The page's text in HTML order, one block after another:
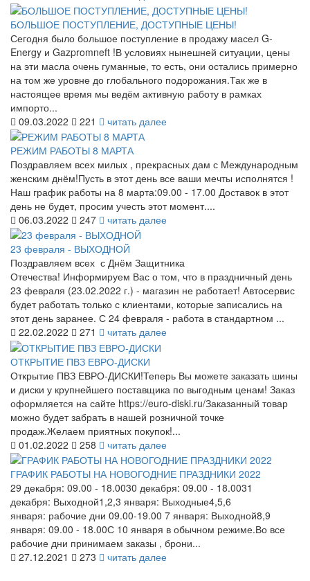
БОЛЬШОЕ ПОСТУПЛЕНИЕ, ДОСТУПНЫЕ ЦЕНЫ!
Сегодня было большое поступление в продажу масел G-
Energy и Gazpromneft !В условиях нынешней ситуации, цены
на эти масла очень гуманные, то есть, они остались примерно
на том же уровне до глобального подорожания.Так же в
настоящее время мы ведём активную работу в рамках
импорто...
09.03.2022
221 читать далее
РЕЖИМ РАБОТЫ 8 МАРТА
Поздравляем всех милых , прекрасных дам с Международным
женским днём!Пусть в этот день все ваши мечты исполнятся !
Наш график работы на 8 марта:09.00 - 17.00 Доставок в этот
день не будет, просим учесть этот момент....
06.03.2022
247 читать далее
23 февраля - ВЫХОДНОЙ
Поздравляем всех с Днём Защитника
Отечества! Информируем Вас о том, что в праздничный день
23 февраля (23.02.2022 г.) - магазин не работает! Автосервис
будет работать только с клиентами, которые записались на
этот день заранее. С 24 февраля - работа в стандартном ...
22.02.2022
271 читать далее
ОТКРЫТИЕ ПВЗ ЕВРО-ДИСКИ
Открытие ПВЗ ЕВРО-ДИСКИ!Теперь Вы можете заказать шины
и диски у крупнейшего поставщика по выгодным ценам! Заказ
оформляется на сайте https://euro-diski.ru/Заказанный товар
можно будет забрать в нашей розничной точке
продаж.Желаем приятных покупок!...
01.02.2022
258 читать далее
ГРАФИК РАБОТЫ НА НОВОГОДНИЕ ПРАЗДНИКИ 2022
29 декабря: 09.00 - 18.0030 декабря: 09.00 - 18.0031
декабря: Выходной1,2,3 января: Выходные4,5,6
января: рабочие дни 09.00-19.00 7 января: Выходной8,9
января: 09.00 - 18.00С 10 января в обычном режиме.Во все
рабочие дни принимаем заказы , брони...
27.12.2021
273 читать далее